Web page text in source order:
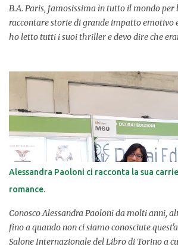
B.A. Paris, famosissima in tutto il mondo per
raccontare storie di grande impatto emotivo
ho letto tutti i suoi thriller e devo dire che
catturare la mia curiosità e attenzione, per
dopo pagina, per costringermi in una full-
conoscere al meglio la vita di una
identità e da un passato più che turbolento.
DALLA DOPPIA IDENTIT À. L'opera è
alterne racconta il presente e il passato di
chiamare Nell, una ragazza con un passato
vita da ricominciare. Ci sono poi i quaderni,
la vuole far fuori per chissà quali motivi. Da
Alessandra Paoloni ci racconta la sua
romance.
Conosco Alessandra Paoloni da molti anni,
fino a quando non ci siamo conosciute
Salone Internazionale del Libro di Torino a